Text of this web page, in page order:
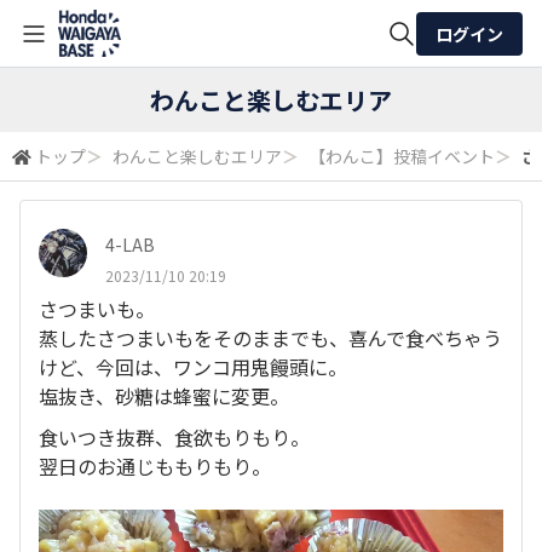
検索
ログイン
わんこと楽しむエリア
トップ＞ わんこと楽しむエリア＞ 【わんこ】投稿イベント ＞
4-LAB
2023/11/10 20:19
さつまいも。
蒸したさつまいもをそのままでも、喜んで食べちゃう
けど、今回は、ワンコ用鬼饅頭に。
塩抜き、砂糖は蜂蜜に変更。
食いつき抜群、食欲もりもり。
翌日のお通じももりもり。